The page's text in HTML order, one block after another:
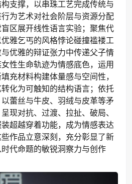
支撑，以串珠工艺完成传统与
为艺术对社会阶层与资源分配
区展开线性语言实验；聚焦代
雅乞丐的风格悖论碰撞褴褛工
优雅的辩证张力中传递父子情
性生命轨迹为情感底色，运用
充材料构建体量感与空间性，
化为可触知的结构语言；依托
蕾丝与牛皮、羽绒与皮革等矛
现对抗、过渡、拉扯、破局、
超越穿着功能，成为情感表达
作品立意深刻，充分彰显了新
代命题的敏锐洞察力与创作